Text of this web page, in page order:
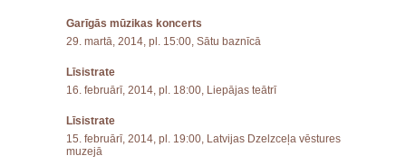
Garīgās mūzikas koncerts
29. martā, 2014, pl. 15:00, Sātu baznīcā
Līsistrate
16. februārī, 2014, pl. 18:00, Liepājas teātrī
Līsistrate
15. februārī, 2014, pl. 19:00, Latvijas Dzelzceļa vēstures
muzejā